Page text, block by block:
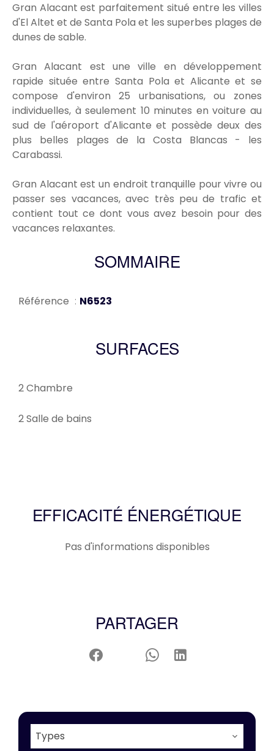
Gran Alacant est parfaitement situé entre les villes
d'El Altet et de Santa Pola et les superbes plages de
dunes de sable.
Gran Alacant est une ville en développement
rapide située entre Santa Pola et Alicante et se
compose d'environ 25 urbanisations, ou zones
individuelles, à seulement 10 minutes en voiture au
sud de l'aéroport d'Alicante et possède deux des
plus belles plages de la Costa Blancas - les
Carabassi.
Gran Alacant est un endroit tranquille pour vivre ou
passer ses vacances, avec très peu de trafic et
contient tout ce dont vous avez besoin pour des
vacances relaxantes.
SOMMAIRE
Référence N6523
SURFACES
2 Chambre
2 Salle de bains
EFFICACITÉ ÉNERGÉTIQUE
Pas d'informations disponibles
PARTAGER
Types